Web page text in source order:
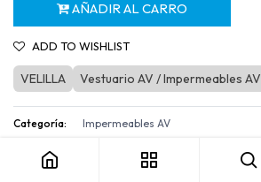
AÑADIR AL CARRO
ADD TO WISHLIST
VELILLA Vestuario AV / Impermeables AV
Categoría: Impermeables AV
Términos y condiciones
Garantía de devolución de 30 días